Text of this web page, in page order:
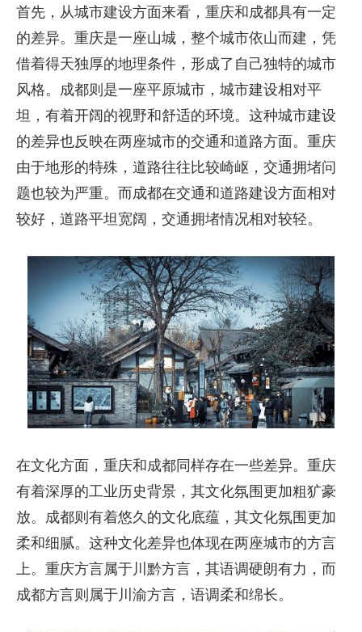
首先，从城市建设方面来看，重庆和成都具有一定
的差异。重庆是一座山城，整个城市依山而建，凭
借着得天独厚的地理条件，形成了自己独特的城市
风格。成都则是一座平原城市，城市建设相对平
坦，有着开阔的视野和舒适的环境。这种城市建设
的差异也反映在两座城市的交通和道路方面。重庆
由于地形的特殊，道路往往比较崎岖，交通拥堵问
题也较为严重。而成都在交通和道路建设方面相对
较好，道路平坦宽阔，交通拥堵情况相对较轻。
在文化方面，重庆和成都同样存在一些差异。重庆
有着深厚的工业历史背景，其文化氛围更加粗犷豪
放。成都则有着悠久的文化底蕴，其文化氛围更加
柔和细腻。这种文化差异也体现在两座城市的方言
上。重庆方言属于川黔方言，其语调硬朗有力，而
成都方言则属于川渝方言，语调柔和绵长。